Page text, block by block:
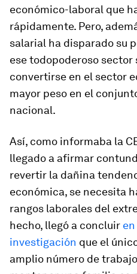
económico-laboral que
rápidamente. Pero,
salarial ha disparado su
ese todopoderoso sector
convertirse en el sector
mayor peso en el
nacional.
Así, como informaba la
llegado a afirmar
revertir la dañina
económica, se necesita
rangos laborales del
hecho, llegó a concluir
investigación que el
amplio número de